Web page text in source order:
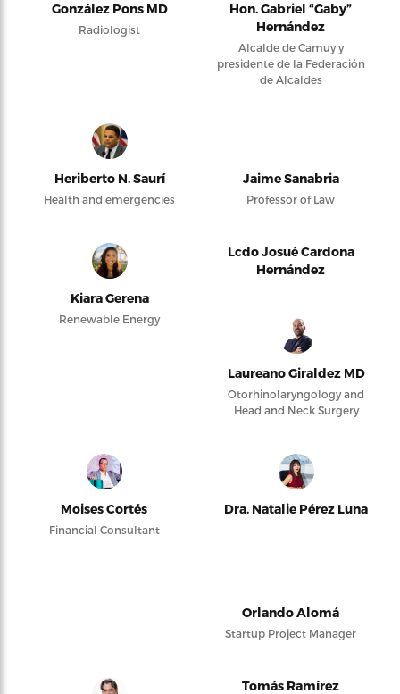
González Pons MD
Radiologist
Hon. Gabriel “Gaby”
Hernández
Alcalde de Camuy y
presidente de la Federación
de Alcaldes
Heriberto N. Saurí
Health and emergencies
Jaime Sanabria
Professor of Law
Kiara Gerena
Renewable Energy
Lcdo Josué Cardona
Hernández
Laureano Giraldez MD
Otorhinolaryngology and
Head and Neck Surgery
Moises Cortés
Financial Consultant
Dra. Natalie Pérez Luna
Orlando Alomá
Startup Project Manager
Tomás Ramírez